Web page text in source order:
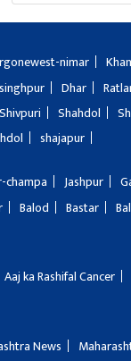
nimar
Dhar
Shivpuri Shahdol
shajapur
champa Jashpur
Balod Bastar
Aaj ka Rashifal Cancer
News